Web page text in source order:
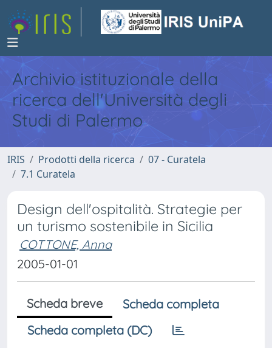
Archivio istituzionale della
ricerca dell'Università degli
Studi di Palermo
IRIS Prodotti della ricerca
07 - Curatela
7.1 Curatela
Design dell'ospitalità. Strategie per
un turismo sostenibile in Sicilia
COTTONE, Anna
2005-01-01
Scheda breve
Scheda completa
Scheda completa (DC)